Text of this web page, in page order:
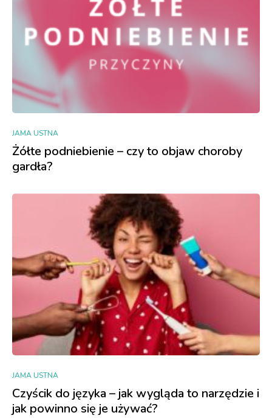
JAMA USTNA
Żółte podniebienie – czy to objaw choroby
gardła?
JAMA USTNA
Czyścik do języka – jak wygląda to narzędzie i
jak powinno się je używać?